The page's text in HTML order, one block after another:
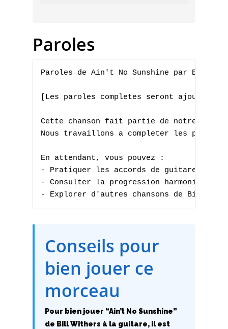
Paroles
Paroles de Ain't No Sunshine par Bill
[Les paroles completes seront ajoutees
Cette chanson fait partie de notre
Nous travaillons a completer les
En attendant, vous pouvez :
- Pratiquer les accords de guitare
- Consulter la progression harmonique
- Explorer d'autres chansons de Bill
Conseils pour
bien jouer ce
morceau
Pour bien jouer “Ain’t No Sunshine”
de Bill Withers à la guitare, il est
A
B
C
F
G
I